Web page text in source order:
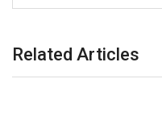
Related Articles